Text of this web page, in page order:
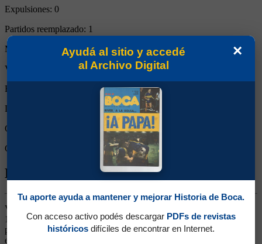
Expulsiones: 0
Partidos reemplazado: 1
Minutos Disputados:45
Victorias:
Empates:
Derrotas:
Goles de Boca:
Goles rivales:
Biografía de Raúl Armando Savoy
Volante. Ganó 3 títulos (Copa Argentina 1969 y Nacionales 1969 y
1970). Surgió de Chacarita jugando como puntero izquierdo, y al
pasar a Independiente ya comenzó a jugar en el mediocampo. Llegó
en 1969, rindió como volante por la derecha, jugando a veces como
×
Ayudá al sitio y accedé
al Archivo Digital
Tu aporte ayuda a mantener y mejorar Historia de Boca.
Con acceso activo podés descargar PDFs de revistas
históricos difíciles de encontrar en Internet.